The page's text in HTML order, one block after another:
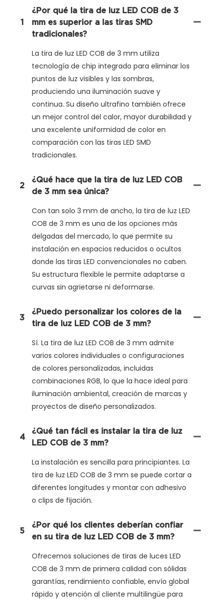
1
¿Por qué la tira de luz LED COB de 3
mm es superior a las tiras SMD
tradicionales?
La tira de luz LED COB de 3 mm utiliza
tecnología de chip integrado para eliminar los
puntos de luz visibles y las sombras,
produciendo una iluminación suave y
continua. Su diseño ultrafino también ofrece
un mejor control del calor, mayor durabilidad y
una excelente uniformidad de color en
comparación con las tiras LED SMD
tradicionales.
2
¿Qué hace que la tira de luz LED COB
de 3 mm sea única?
Con tan solo 3 mm de ancho, la tira de luz LED
COB de 3 mm es una de las opciones más
delgadas del mercado, lo que permite su
instalación en espacios reducidos o ocultos
donde las tiras LED convencionales no caben.
Su estructura flexible le permite adaptarse a
curvas sin agrietarse ni deformarse.
3
¿Puedo personalizar los colores de la
tira de luz LED COB de 3 mm?
Sí. La tira de luz LED COB de 3 mm admite
varios colores individuales o configuraciones
de colores personalizadas, incluidas
combinaciones RGB, lo que la hace ideal para
iluminación ambiental, creación de marcas y
proyectos de diseño personalizados.
4
¿Qué tan fácil es instalar la tira de luz
LED COB de 3 mm?
La instalación es sencilla para principiantes. La
tira de luz LED COB de 3 mm se puede cortar a
diferentes longitudes y montar con adhesivo
o clips de fijación.
5
¿Por qué los clientes deberían confiar
en su tira de luz LED COB de 3 mm?
Ofrecemos soluciones de tiras de luces LED
COB de 3 mm de primera calidad con sólidas
garantías, rendimiento confiable, envío global
rápido y atención al cliente multilingüe para